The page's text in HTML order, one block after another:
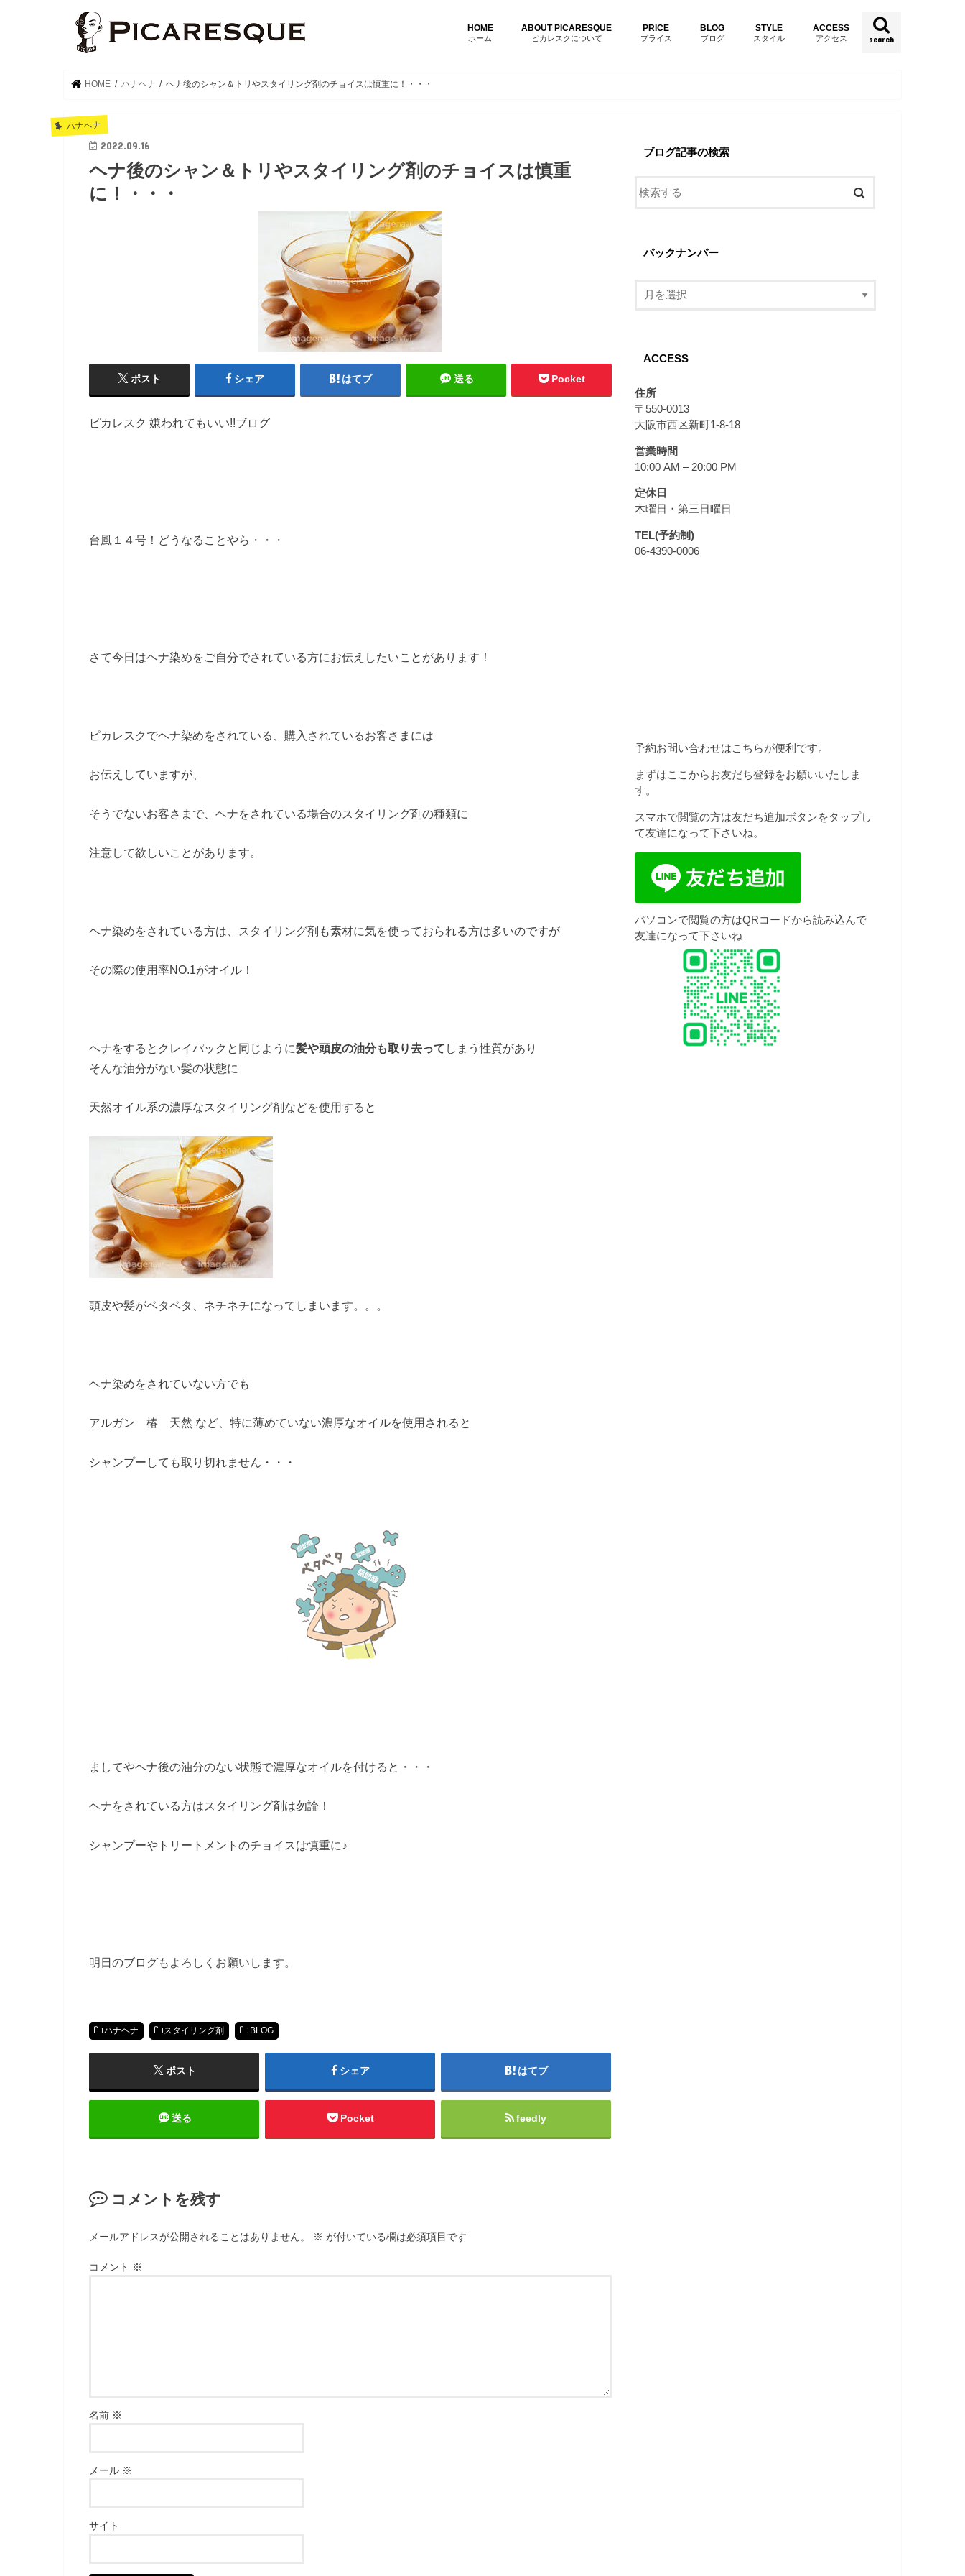
search
HOME
ホーム
ABOUT PICARESQUE
ピカレスクについて
PRICE
プライス
BLOG
ブログ
STYLE
スタイル
ACCESS
アクセス
HOME ハナヘナ ヘナ後のシャン＆トリやスタイリング剤のチョイスは慎重に！・・・
ハナヘナ
2022.09.16
ヘナ後のシャン＆トリやスタイリング剤のチョイスは慎重
に！・・・
ポスト シェア はてブ 送る Pocket
ピカレスク 嫌われてもいい!!ブログ
台風１４号！どうなることやら・・・
さて今日はヘナ染めをご自分でされている方にお伝えしたいことがあります！
ピカレスクでヘナ染めをされている、購入されているお客さまには
お伝えしていますが、
そうでないお客さまで、ヘナをされている場合のスタイリング剤の種類に
注意して欲しいことがあります。
ヘナ染めをされている方は、スタイリング剤も素材に気を使っておられる方は多いのですが
その際の使用率NO.1がオイル！
ヘナをするとクレイパックと同じように髪や頭皮の油分も取り去って しまう性質があり
そんな油分がない髪の状態に
天然オイル系の濃厚なスタイリング剤などを使用すると
頭皮や髪がベタベタ、ネチネチになってしまいます。。。
ヘナ染めをされていない方でも
アルガン 椿 天然 など、特に薄めていない濃厚なオイルを使用されると
シャンプーしても取り切れません・・・
ましてやヘナ後の油分のない状態で濃厚なオイルを付けると・・・
ヘナをされている方はスタイリング剤は勿論！
シャンプーやトリートメントのチョイスは慎重に♪
明日のブログもよろしくお願いします。
ハナヘナ スタイリング剤 BLOG
ポスト シェア はてブ
送る Pocket feedly
コメントを残す
メールアドレスが公開されることはありません。 ※ が付いている欄は必須項目です
コメント ※
名前 ※
メール ※
サイト
ブログ記事の検索
バックナンバー
ACCESS
住所
〒550-0013
大阪市西区新町1-8-18
営業時間
10:00 AM – 20:00 PM
定休日
木曜日・第三日曜日
TEL(予約制)
06-4390-0006
予約お問い合わせはこちらが便利です。
まずはここからお友だち登録をお願いいたしま
す。
スマホで閲覧の方は友だち追加ボタンをタップし
て友達になって下さいね。
パソコンで閲覧の方はQRコードから読み込んで
友達になって下さいね